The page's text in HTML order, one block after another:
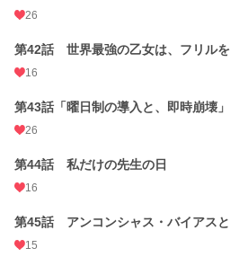
26
第42話 世界最強の乙女は、フリル
16
第43話「曜日制の導入と、即時崩壊」
26
第44話 私だけの先生の日
16
第45話 アンコンシャス・バイアス
15